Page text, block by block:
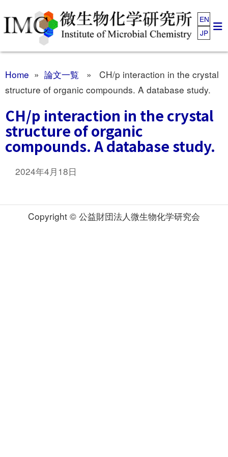
EN
JP
Home » 論文一覧 » CH/p interaction in the crystal
structure of organic compounds. A database study.
CH/p interaction in the crystal
structure of organic
compounds. A database study.
2024年4月18日
Copyright © 公益財団法人微生物化学研究会